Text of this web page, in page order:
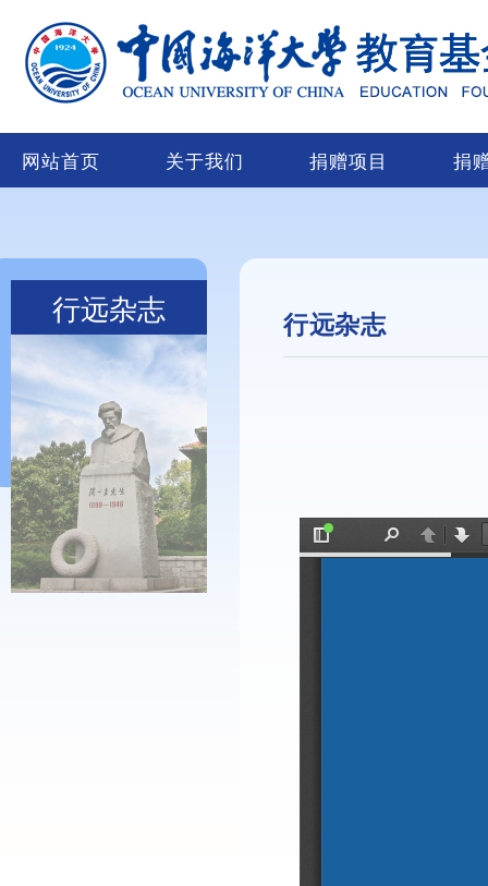
网站首页 关于我们 捐赠项目 捐
行远杂志 行远杂志